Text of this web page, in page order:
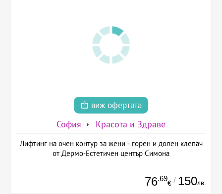
виж офертата
София Красота и Здраве
Лифтинг на очен контур за жени - горен и долен клепач
от Дермо-Естетичен център Симона
76.69
€ / 150лв.